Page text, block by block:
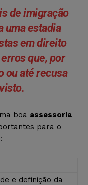
de imigração
uma estadia
em direito
que, por
ou até recusa
boa assessoria
para o
e definição da